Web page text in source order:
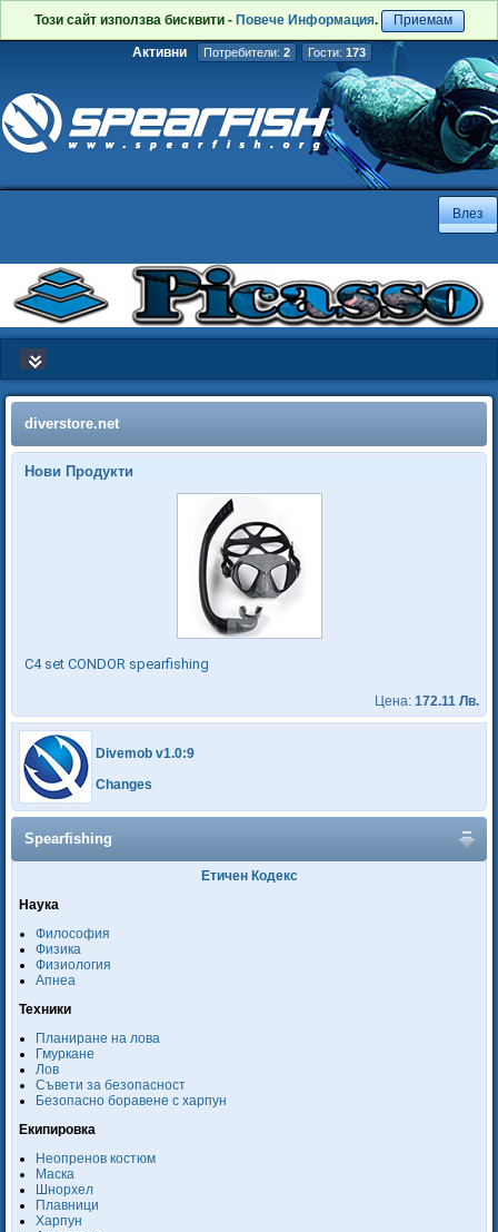
Този сайт използва бисквити - Повече Информация. Приемам
Активни Потребители: 2 Гости: 173
diverstore.net
Нови Продукти
C4 set CONDOR spearfishing
Цена: 172.11 Лв.
Divemob v1.0:9
Changes
Spearfishing
Етичен Кодекс
Наука
Философия
Физика
Физиология
Апнеа
Техники
Планиране на лова
Гмуркане
Лов
Съвети за безопасност
Безопасно боравене с харпун
Екипировка
Неопренов костюм
Маска
Шнорхел
Плавници
Харпун